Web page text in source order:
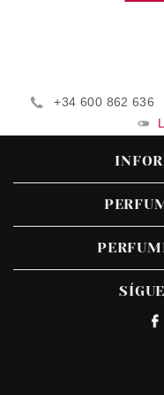
+34 600 862 636